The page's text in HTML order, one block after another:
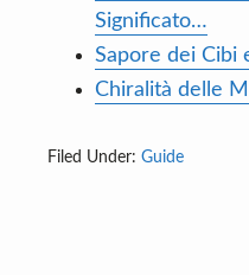
Significato…
Sapore dei Cibi
Chiralità delle
Filed Under: Guide